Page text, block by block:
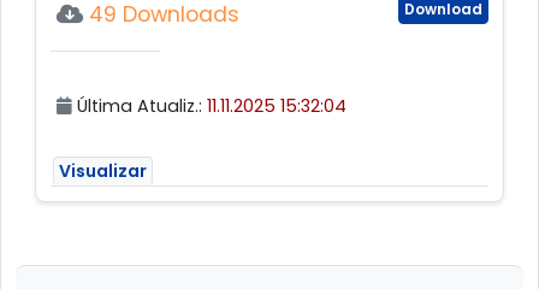
Download
49 Downloads
Última Atualiz.: 11.11.2025 15:32:04
Visualizar